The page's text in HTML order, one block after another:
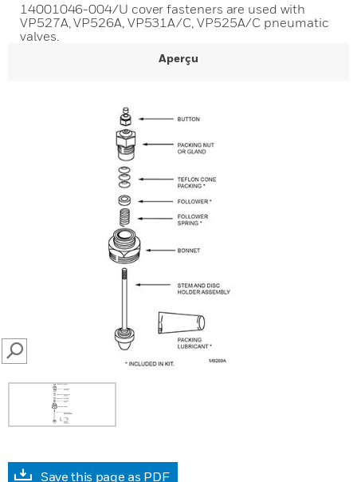
14001046-004/U cover fasteners are used with
VP527A, VP526A, VP531A/C, VP525A/C pneumatic
valves.
Aperçu
SEARCH
Save this page as PDF